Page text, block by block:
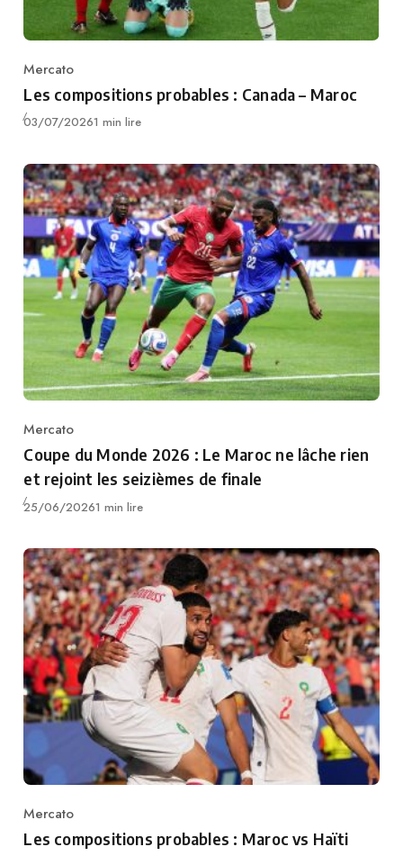
Category
Mercato
Les compositions probables : Canada – Maroc
Publié
03/07/20261 min lire
Category
Mercato
Coupe du Monde 2026 : Le Maroc ne lâche rien
et rejoint les seizièmes de finale
Publié
25/06/20261 min lire
Category
Mercato
Les compositions probables : Maroc vs Haïti